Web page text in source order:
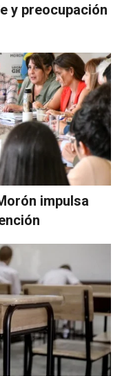
y preocupación
impulsa